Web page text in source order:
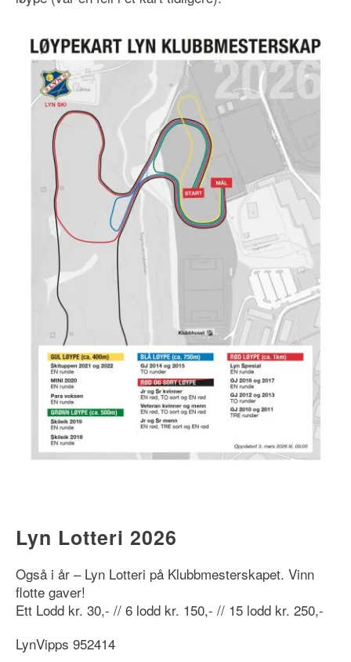
Lyn Lotteri 2026
Også i år – Lyn Lotteri på Klubbmesterskapet. Vinn
flotte gaver!
Ett Lodd kr. 30,- // 6 lodd kr. 150,- // 15 lodd kr. 250,-
LynVipps 952414